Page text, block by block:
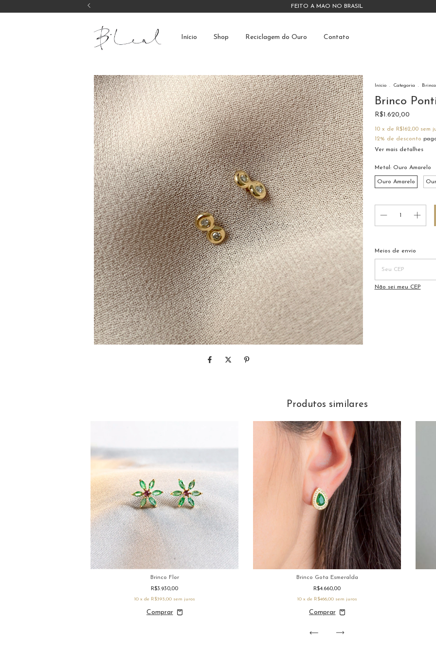
FEITO À MÃO NO BRASIL
Início Shop Reciclagem do Ouro Contato
Início . Categoria .
Brinco
R$1.620,00
10 x de R$162,00 sem
12% de desconto
Ver mais detalhes
Metal: Ouro Amarelo
Ouro Amarelo
Entregas para o CEP:
Meios de envio
Não sei meu CEP
Produtos similares
Brinco Flor
R$3.930,00
10 x de R$393,00 sem juros
Brinco Gota Esmeralda
R$4.660,00
10 x de R$466,00 sem juros